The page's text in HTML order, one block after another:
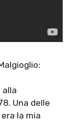
alla
Una delle
la mia